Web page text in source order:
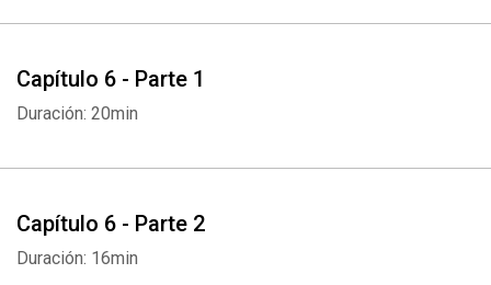
Capítulo 6 - Parte 1
Duración: 20min
Capítulo 6 - Parte 2
Duración: 16min